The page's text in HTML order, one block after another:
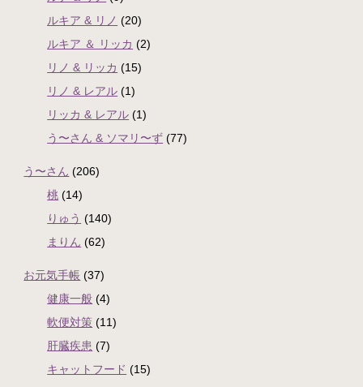
ルキア & リノ (20)
ルキア ＆ リッカ (2)
リノ & リッカ (15)
リノ & レアル (1)
リッカ & レアル (1)
う〜さん & ソマリ〜ず (77)
う〜さん (206)
桃 (14)
りゅう (140)
まりん (62)
お元気手帳 (37)
健康一般 (4)
軟便対策 (11)
肝臓疾患 (7)
キャットフード (15)